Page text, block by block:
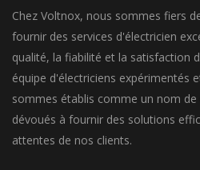
Chez Voltnox, nous sommes fiers
fournir des services d'électricien
qualité, la fiabilité et la satisfaction
équipe d'électriciens expérimentés
sommes établis comme un nom
dévoués à fournir des solutions
attentes de nos clients.